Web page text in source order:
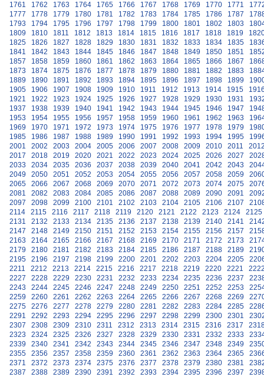
1761
1762 1763 1764 1765 1766 1767 1768 1769 1770 1771
1777
1778 1779 1780 1781 1782 1783 1784 1785 1786 1787
1793
1794 1795 1796 1797 1798 1799 1800 1801 1802 1803
1809
1810 1811 1812 1813 1814 1815 1816 1817 1818 1819
1825
1826 1827 1828 1829 1830 1831 1832 1833 1834 1835
1841
1842 1843 1844 1845 1846 1847 1848 1849 1850 1851
1857
1858 1859 1860 1861 1862 1863 1864 1865 1866 1867
1873
1874 1875 1876 1877 1878 1879 1880 1881 1882 1883
1889
1890 1891 1892 1893 1894 1895 1896 1897 1898 1899
1905
1906 1907 1908 1909 1910 1911 1912 1913 1914 1915
1921
1922 1923 1924 1925 1926 1927 1928 1929 1930 1931
1937
1938 1939 1940 1941 1942 1943 1944 1945 1946 1947
1953
1954 1955 1956 1957 1958 1959 1960 1961 1962 1963
1969
1970 1971 1972 1973 1974 1975 1976 1977 1978 1979
1985
1986 1987 1988 1989 1990 1991 1992 1993 1994 1995
2001
2002 2003 2004 2005 2006 2007 2008 2009 2010 2011
2017
2018 2019 2020 2021 2022 2023 2024 2025 2026 2027
2033
2034 2035 2036 2037 2038 2039 2040 2041 2042 2043
2049
2050 2051 2052 2053 2054 2055 2056 2057 2058 2059
2065
2066 2067 2068 2069 2070 2071 2072 2073 2074 2075
2081
2082 2083 2084 2085 2086 2087 2088 2089 2090 2091
2097
2098 2099 2100 2101 2102 2103 2104 2105 2106 2107
2114
2115 2116 2117 2118 2119 2120 2121 2122 2123 2124
2125
2131
2132 2133 2134 2135 2136 2137 2138 2139 2140 2141
2147
2148 2149 2150 2151 2152 2153 2154 2155 2156 2157
2163
2164 2165 2166 2167 2168 2169 2170 2171 2172 2173
2179
2180 2181 2182 2183 2184 2185 2186 2187 2188 2189
2195
2196 2197 2198 2199 2200 2201 2202 2203 2204 2205
2211
2212 2213 2214 2215 2216 2217 2218 2219 2220 2221
2227
2228 2229 2230 2231 2232 2233 2234 2235 2236 2237
2243
2244 2245 2246 2247 2248 2249 2250 2251 2252 2253
2259
2260 2261 2262 2263 2264 2265 2266 2267 2268 2269
2275
2276 2277 2278 2279 2280 2281 2282 2283 2284 2285
2291
2292 2293 2294 2295 2296 2297 2298 2299 2300 2301
2307
2308 2309 2310 2311 2312 2313 2314 2315 2316 2317
2323
2324 2325 2326 2327 2328 2329 2330 2331 2332 2333
2339
2340 2341 2342 2343 2344 2345 2346 2347 2348 2349
2355
2356 2357 2358 2359 2360 2361 2362 2363 2364 2365
2371
2372 2373 2374 2375 2376 2377 2378 2379 2380 2381
2387
2388 2389 2390 2391 2392 2393 2394 2395 2396 2397